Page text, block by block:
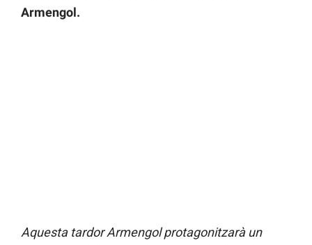
Armengol.
Aquesta tardor Armengol protagonitzarà un